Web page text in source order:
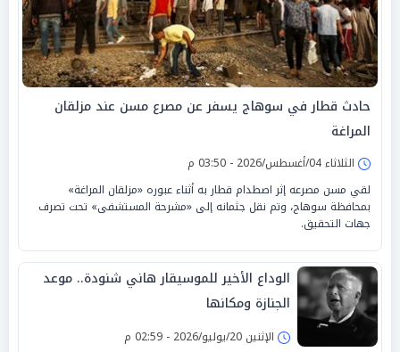
حادث قطار في سوهاج يسفر عن مصرع مسن عند مزلقان
المراغة
الثلاثاء 04/أغسطس/2026 - 03:50 م
لقي مسن مصرعه إثر اصطدام قطار به أثناء عبوره «مزلقان المراغة»
بمحافظة سوهاج، وتم نقل جثمانه إلى «مشرحة المستشفى» تحت تصرف
جهات التحقيق.
الوداع الأخير للموسيقار هاني شنودة.. موعد
الجنازة ومكانها
الإثنين 20/يوليو/2026 - 02:59 م